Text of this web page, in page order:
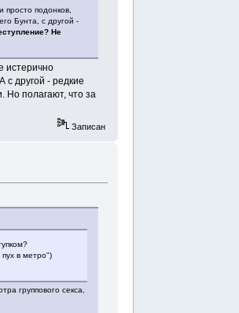
подонков,
Бунта, с другой -
Не
истерично
с другой - редкие
Но полагают, что за
Записан
в метро")
группового секса,